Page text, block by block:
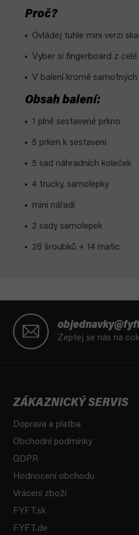
Proč?
Ovládej tuhle mini verzi
Vyber si fingerboard z
V balení kromě
Obsah balení:
1 plně sestavené prkno
5 prken k sestavení
5 sad náhradních koleček
4 trucky, samolepky
mini nářadí
2 sady samolepek
26 šroubků + 14 matic
Zeptej se nás na
ZÁKAZNICKÝ SERVIS
Doprava a platba
Obchodní podmínky
GDPR
Hodnocení obchodu
Vrácení zboží
FYFT.sk
FYFT.de